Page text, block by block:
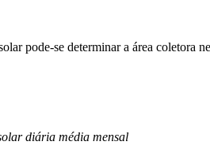
pode-se determinar a área coletora
diária média mensal